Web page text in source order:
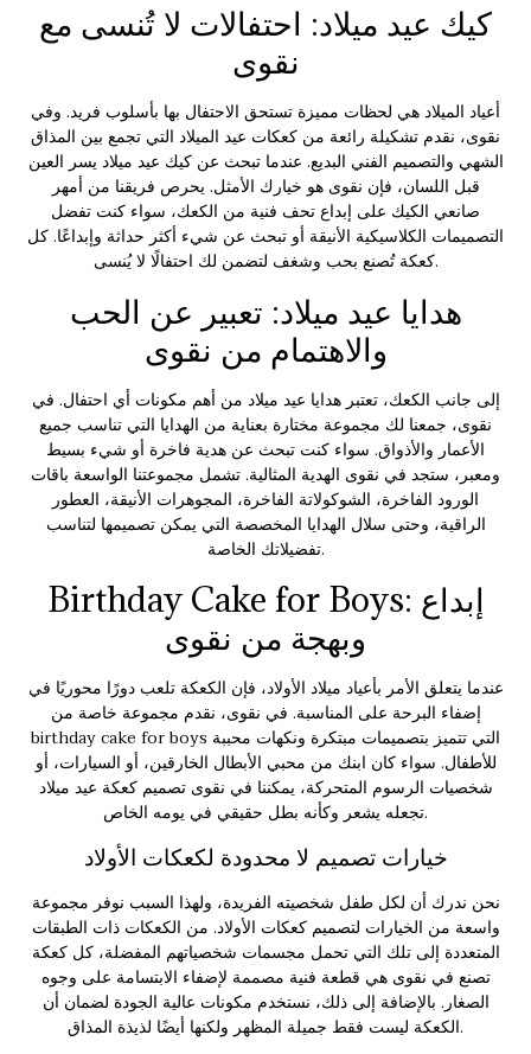
كيك عيد ميلاد: احتفالات لا تُنسى مع
نقوى
أعياد الميلاد هي لحظات مميزة تستحق الاحتفال بها بأسلوب فريد. وفي
نقوى، نقدم تشكيلة رائعة من كعكات عيد الميلاد التي تجمع بين المذاق
الشهي والتصميم الفني البديع. عندما تبحث عنكيك عيد ميلاديسر العين
قبل اللسان، فإن نقوى هو خيارك الأمثل. يحرص فريقنا من أمهر
صانعي الكيك على إبداع تحف فنية من الكعك، سواء كنت تفضل
التصميمات الكلاسيكية الأنيقة أو تبحث عن شيء أكثر حداثة وإبداعًا. كل
كعكة تُصنع بحب وشغف لتضمن لك احتفالًا لا يُنسى.
هدايا عيد ميلاد: تعبير عن الحب
والاهتمام من نقوى
إلى جانب الكعك، تعتبرهدايا عيد ميلاد من أهم مكونات أي احتفال. في
نقوى، جمعنا لك مجموعة مختارة بعناية من الهدايا التي تناسب جميع
الأعمار والأذواق. سواء كنت تبحث عن هدية فاخرة أو شيء بسيط
ومعبر، ستجد في نقوى الهدية المثالية. تشمل مجموعتنا الواسعة باقات
الورود الفاخرة، الشوكولاتة الفاخرة، المجوهرات الأنيقة، العطور
الراقية، وحتى سلال الهدايا المخصصة التي يمكن تصميمها لتناسب
تفضيلاتك الخاصة.
Birthday Cake for Boys: إبداع
وبهجة من نقوى
عندما يتعلق الأمر بأعياد ميلاد الأولاد، فإن الكعكة تلعب دورًا محوريًا في
إضفاء البرحة على المناسبة. في نقوى، نقدم مجموعة خاصة من
birthday cake for boys
للأطفال. سواء كان ابنك من محبي الأبطال الخارقين، أو السيارات، أو
شخصيات الرسوم المتحركة، يمكننا في نقوى تصميم كعكة عيد ميلاد
تجعله يشعر وكأنه بطل حقيقي في يومه الخاص.
خيارات تصميم لا محدودة لكعكات الأولاد
نحن ندرك أن لكل طفل شخصيته الفريدة، ولهذا السبب نوفر مجموعة
واسعة من الخيارات لتصميم كعكات الأولاد. من الكعكات ذات الطبقات
المتعددة إلى تلك التي تحمل مجسمات شخصياتهم المفضلة، كل كعكة
تصنع في نقوى هي قطعة فنية مصممة لإضفاء الابتسامة على وجوه
الصغار. بالإضافة إلى ذلك، نستخدم مكونات عالية الجودة لضمان أن
الكعكة ليست فقط جميلة المظهر ولكنها أيضًا لذيذة المذاق.